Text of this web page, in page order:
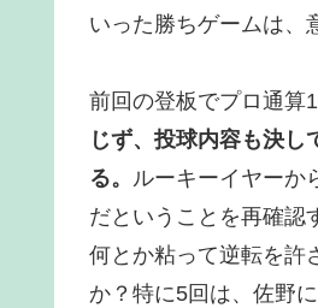
いった勝ちゲームは、
前回の登板でプロ通算
じず、投球内容も決
る。 ルーキーイヤーか
だということを再確認
何とか粘って逆転を許
か？特に5回は、佐野